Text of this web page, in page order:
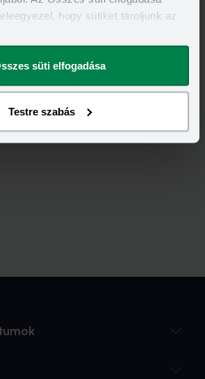
hogy sütiket tároljunk az
süti elfogadása
Testre szabás